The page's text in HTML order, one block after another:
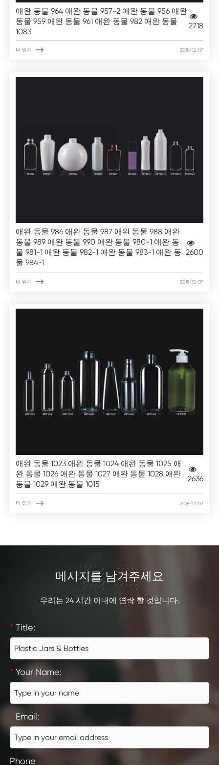
애완 동물 964 애완 동물 957-2 애완 동물 956 애완
동물 959 애완 동물 961 애완 동물 982 애완 동물
1083
2718
더 읽기  2018/12/07
애완 동물 986 애완 동물 987 애완 동물 988 애완
동물 989 애완 동물 990 애완 동물 980-1 애완 동
물 981-1 애완 동물 982-1 애완 동물 983-1 애완 동
물 984-1
2600
더 읽기  2018/12/07
애완 동물 1023 애완 동물 1024 애완 동물 1025 애
완 동물 1026 애완 동물 1027 애완 동물 1028 애완
동물 1029 애완 동물 1015
2636
더 읽기  2018/12/07
접촉
메시지를 남겨주세요
우리는 24 시간 이내에 연락 할 것입니다.
* Title:
* Your Name:
* Email:
Phone